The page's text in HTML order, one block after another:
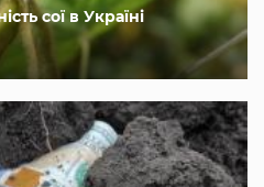
сої в Україні